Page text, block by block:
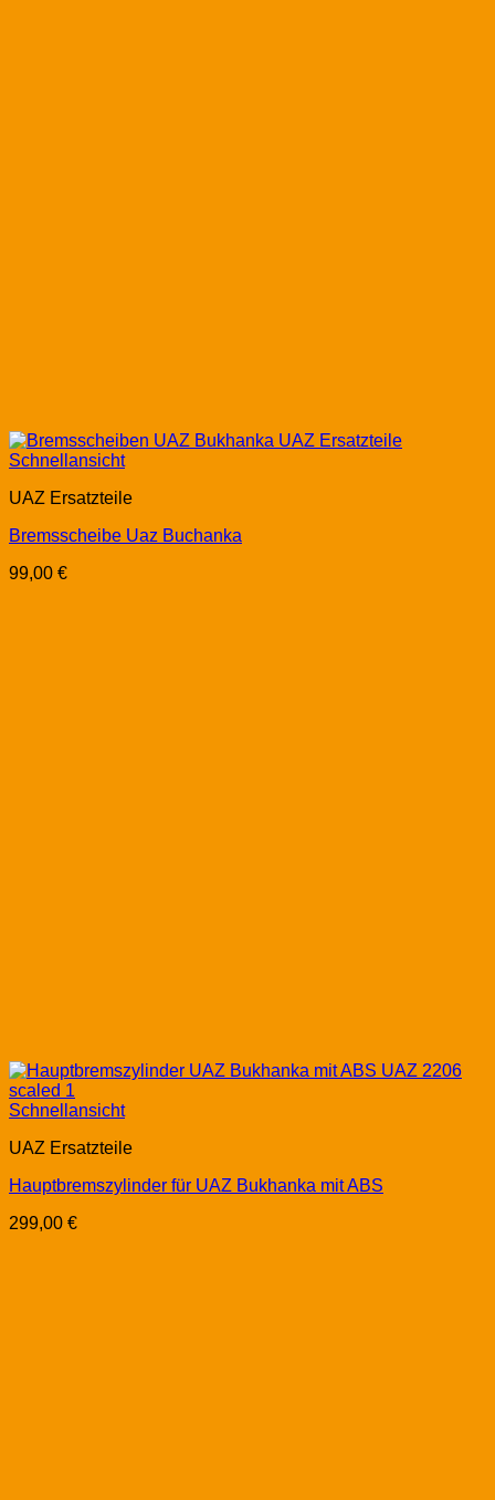
Schnellansicht
UAZ Ersatzteile
Bremsscheibe Uaz Buchanka
99,00 €
Schnellansicht
UAZ Ersatzteile
Hauptbremszylinder für UAZ Bukhanka mit ABS
299,00 €